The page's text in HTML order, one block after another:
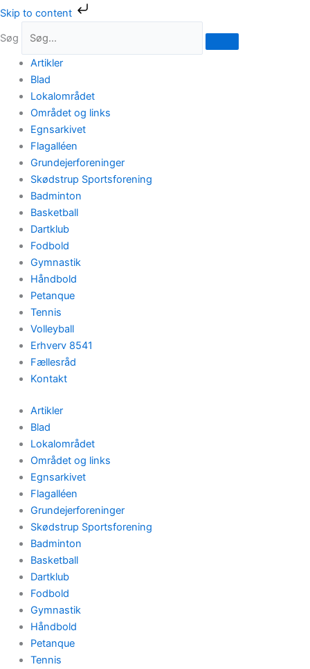
Skip to content
Gå
indholdet
Søg
Artikler
Blad
Lokalområdet
Området og links
Egnsarkivet
Flagalléen
Grundejerforeninger
Skødstrup Sportsforening
Badminton
Basketball
Dartklub
Fodbold
Gymnastik
Håndbold
Petanque
Tennis
Volleyball
Erhverv 8541
Fællesråd
Kontakt
Artikler
Blad
Lokalområdet
Området og links
Egnsarkivet
Flagalléen
Grundejerforeninger
Skødstrup Sportsforening
Badminton
Basketball
Dartklub
Fodbold
Gymnastik
Håndbold
Petanque
Tennis